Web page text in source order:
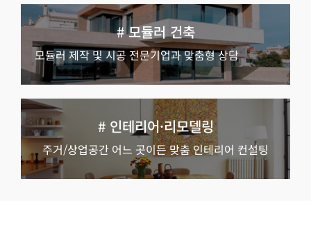
# 모듈러 건축
모듈러 제작 및 시공 전문기업과 맞춤형 상담
# 인테리어·리모델링
주거/상업공간 어느 곳이든 맞춤 인테리어 컨설팅